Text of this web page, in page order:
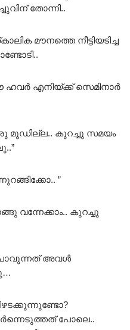
തോന്നി..
മൗനത്തെ നീട്ടിയടിച്ച
എനിയ്ക്ക് സെമിനാർ
മൂഡില്ല.. കുറച്ചു സമയം
”
വന്നേക്കാം.. കുറച്ചു
പോവുന്നത് അവൾ
പോലെ..